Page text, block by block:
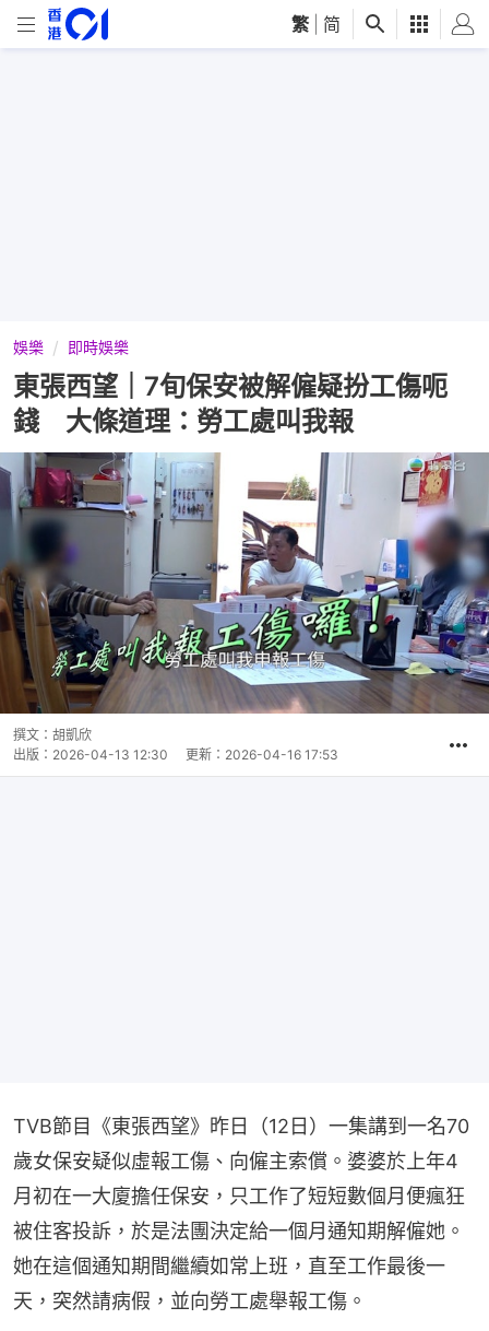
繁 简
娛樂 即時娛樂
東張西望｜7旬保安被解僱疑扮工傷呃
錢 大條道理：勞工處叫我報
撰文： 胡凱欣
出版： 2026-04-13 12:30 更新： 2026-04-16 17:53
TVB節目《東張西望》昨日（12日）一集講到一名70
歲女保安疑似虛報工傷、向僱主索償。婆婆於上年4
月初在一大廈擔任保安，只工作了短短數個月便瘋狂
被住客投訴，於是法團決定給一個月通知期解僱她。
她在這個通知期間繼續如常上班，直至工作最後一
天，突然請病假，並向勞工處舉報工傷。